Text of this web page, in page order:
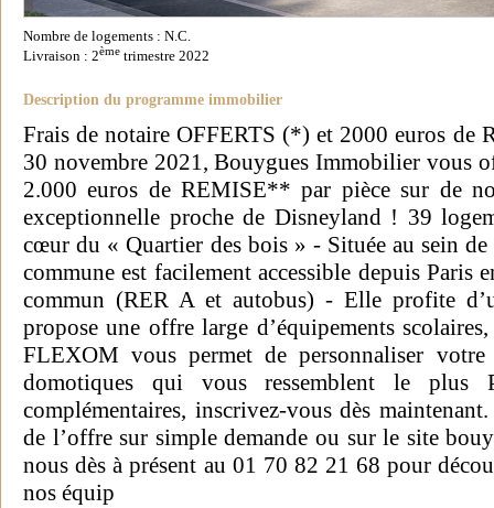
Nombre de logements : N.C.
Livraison : 2ème trimestre 2022
Description du programme immobilier
Frais de notaire OFFERTS (*) et 2000 euros de
30 novembre 2021, Bouygues Immobilier vous
2.000 euros de REMISE** par pièce sur de
exceptionnelle proche de Disneyland ! 39
cœur du « Quartier des bois » - Située au sein
commune est facilement accessible depuis Paris
commun (RER A et autobus) - Elle profite
propose une offre large d’équipements
FLEXOM vous permet de personnaliser votre
domotiques qui vous ressemblent le plus
complémentaires, inscrivez-vous dès
de l’offre sur simple demande ou sur le site
nous dès à présent au 01 70 82 21 68 pour
nos équip